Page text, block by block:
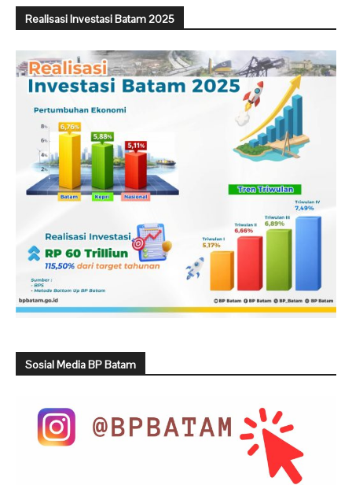
Realisasi Investasi Batam 2025
Sosial Media BP Batam